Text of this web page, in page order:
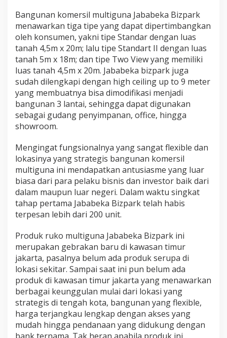
Bangunan komersil multiguna Jababeka Bizpark
menawarkan tiga tipe yang dapat dipertimbangkan
oleh konsumen, yakni tipe Standar dengan luas
tanah 4,5m x 20m; lalu tipe Standart II dengan luas
tanah 5m x 18m; dan tipe Two View yang memiliki
luas tanah 4,5m x 20m. Jababeka bizpark juga
sudah dilengkapi dengan high ceiling up to 9 meter
yang membuatnya bisa dimodifikasi menjadi
bangunan 3 lantai, sehingga dapat digunakan
sebagai gudang penyimpanan, office, hingga
showroom.
Mengingat fungsionalnya yang sangat flexible dan
lokasinya yang strategis bangunan komersil
multiguna ini mendapatkan antusiasme yang luar
biasa dari para pelaku bisnis dan investor baik dari
dalam maupun luar negeri. Dalam waktu singkat
tahap pertama Jababeka Bizpark telah habis
terpesan lebih dari 200 unit.
Produk ruko multiguna Jababeka Bizpark ini
merupakan gebrakan baru di kawasan timur
jakarta, pasalnya belum ada produk serupa di
lokasi sekitar. Sampai saat ini pun belum ada
produk di kawasan timur jakarta yang menawarkan
berbagai keunggulan mulai dari lokasi yang
strategis di tengah kota, bangunan yang flexible,
harga terjangkau lengkap dengan akses yang
mudah hingga pendanaan yang didukung dengan